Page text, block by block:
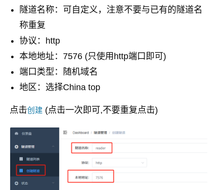
隧道名称：可自定义，注意不要与已有的隧道名
称重复
协议：http
本地地址：7576 (只使用http端口即可)
端口类型：随机域名
地区：选择China top
点击创建 (点击一次即可,不要重复点击)